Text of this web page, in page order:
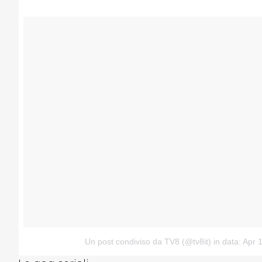
Un post condiviso da TV8 (@tv8it) in data: Apr